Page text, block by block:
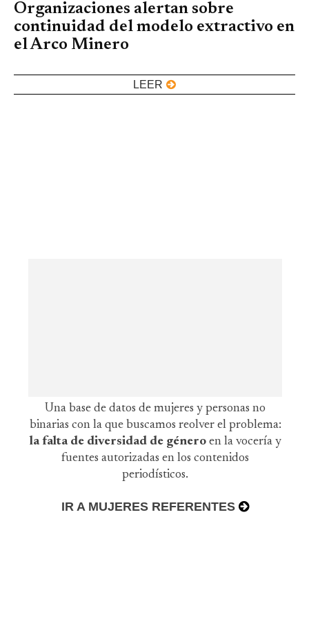
Organizaciones alertan sobre
continuidad del modelo extractivo en
el Arco Minero
LEER
Una base de datos de mujeres y personas no
binarias con la que buscamos reolver el problema:
la falta de diversidad de género en la vocería y
fuentes autorizadas en los contenidos
periodísticos.
IR A MUJERES REFERENTES